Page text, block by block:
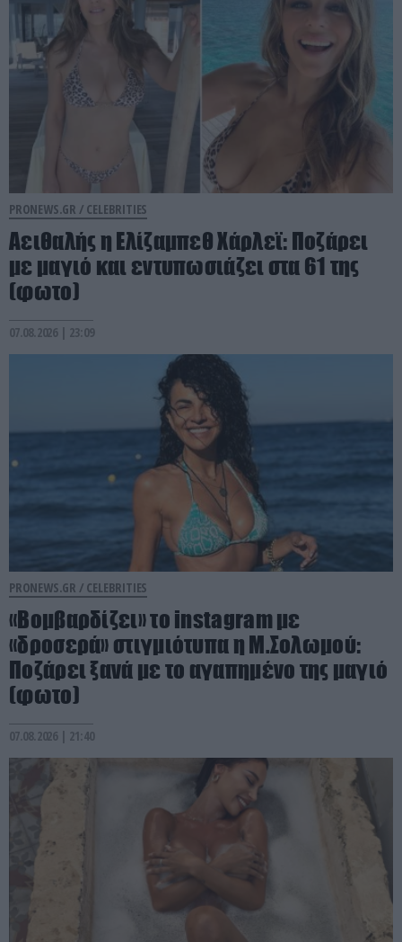
PRONEWS.GR / CELEBRITIES
Αειθαλής η Ελίζαμπεθ Χάρλεϊ: Ποζάρει
με μαγιό και εντυπωσιάζει στα 61 της
(φωτο)
07.08.2026 | 23:09
PRONEWS.GR / CELEBRITIES
«Βομβαρδίζει» το instagram με
«δροσερά» στιγμιότυπα η Μ.Σολωμού:
Ποζάρει ξανά με το αγαπημένο της μαγιό
(φωτο)
07.08.2026 | 21:40